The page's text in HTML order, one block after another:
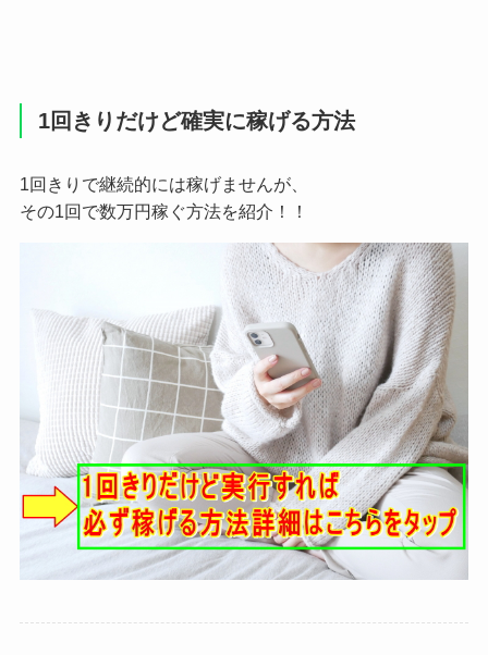
1回きりだけど確実に稼げる方法
1回きりで継続的には稼げませんが、
その1回で数万円稼ぐ方法を紹介！！